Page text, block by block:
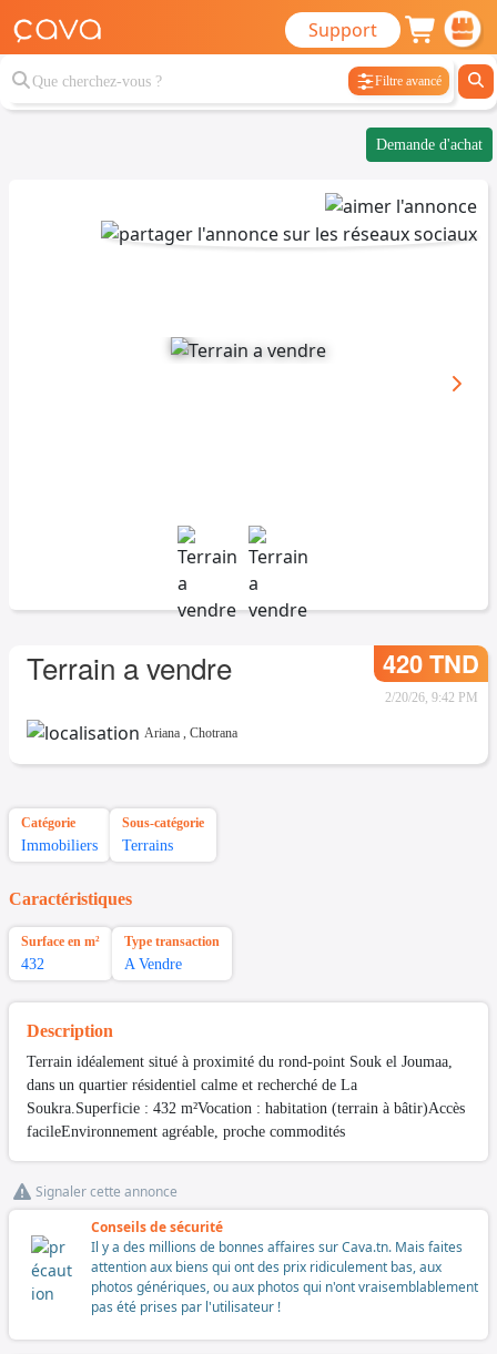
Support
Filtre avancé
Demande d'achat
Terrain a vendre 420 TND
2/20/26, 9:42 PM
Ariana , Chotrana
Catégorie
Immobiliers
Sous-catégorie
Terrains
Caractéristiques
Surface en m²
432
Type transaction
A Vendre
Description
Terrain idéalement situé à proximité du rond-point Souk el Joumaa,
dans un quartier résidentiel calme et recherché de La
Soukra.Superficie : 432 m²Vocation : habitation (terrain à bâtir)Accès
facileEnvironnement agréable, proche commodités
Signaler cette annonce
Conseils de sécurité
Il y a des millions de bonnes affaires sur Cava.tn. Mais faites
attention aux biens qui ont des prix ridiculement bas, aux
photos génériques, ou aux photos qui n'ont vraisemblablement
pas été prises par l'utilisateur !